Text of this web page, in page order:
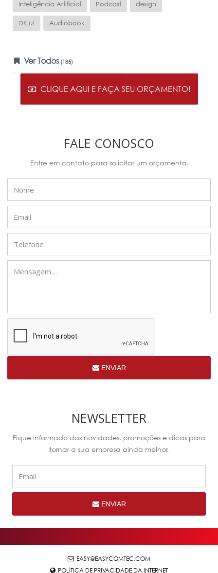
Inteligência Artificial Podcast design
DKIM Audiobook
Ver Todos (185)
CLIQUE AQUI E FAÇA SEU ORÇAMENTO!
FALE CONOSCO
Entre em contato para solicitar um orçamento.
ENVIAR
NEWSLETTER
Fique informado das novidades, promoções e dicas para
tornar a sua empresa ainda melhor.
ENVIAR
EASY@EASYCOMTEC.COM
POLÍTICA DE PRIVACIDADE DA INTERNET